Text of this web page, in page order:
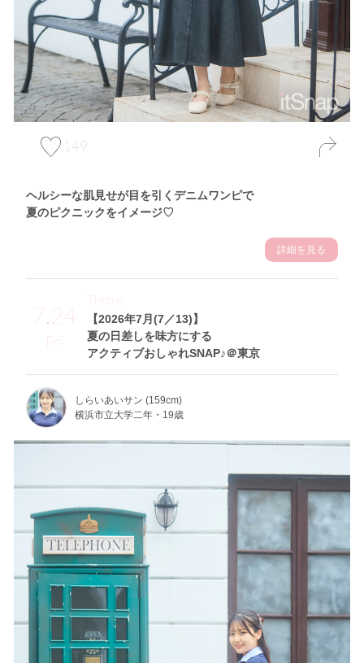
149
ヘルシーな肌見せが目を引くデニムワンピで
夏のピクニックをイメージ♡
詳細を見る
7.24
Fri
【2026年7月(7／13)】
夏の日差しを味方にする
アクティブおしゃれSNAP♪＠東京
Theme
しらいあいサン (159cm)
横浜市立大学二年・19歳